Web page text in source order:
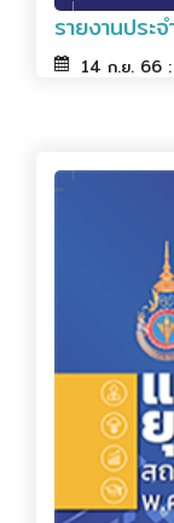
รายงานประ
14 ก.ย. 66